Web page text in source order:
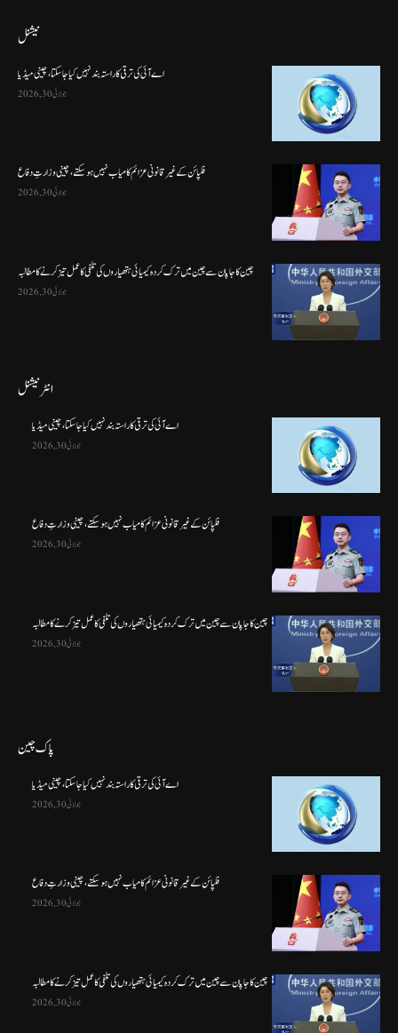
نیشنل
اے آئی کی ترقی کا راستہ بند نہیں کیا جا سکتا، چینی میڈیا
جولائی 30, 2026
فلپائن کے غیر قانونی عزائم کامیاب نہیں ہو سکتے ، چینی وزارتِ دفاع
جولائی 30, 2026
چین کا جاپان سے چین میں ترک کردہ کیمیائی ہتھیاروں کی تلفی کا عمل تیز کرنے کا مطالبہ
جولائی 30, 2026
انٹرنیشنل
اے آئی کی ترقی کا راستہ بند نہیں کیا جا سکتا، چینی میڈیا
جولائی 30, 2026
فلپائن کے غیر قانونی عزائم کامیاب نہیں ہو سکتے ، چینی وزارتِ دفاع
جولائی 30, 2026
چین کا جاپان سے چین میں ترک کردہ کیمیائی ہتھیاروں کی تلفی کا عمل تیز کرنے کا مطالبہ
جولائی 30, 2026
پاک چین
اے آئی کی ترقی کا راستہ بند نہیں کیا جا سکتا، چینی میڈیا
جولائی 30, 2026
فلپائن کے غیر قانونی عزائم کامیاب نہیں ہو سکتے ، چینی وزارتِ دفاع
جولائی 30, 2026
چین کا جاپان سے چین میں ترک کردہ کیمیائی ہتھیاروں کی تلفی کا عمل تیز کرنے کا مطالبہ
جولائی 30, 2026